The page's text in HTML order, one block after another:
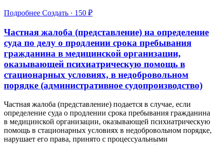
Подробнее Создать · 150 ₽
Частная жалоба (представление) на определение
суда по делу о продлении срока пребывания
гражданина в медицинской организации,
оказывающей психиатрическую помощь в
стационарных условиях, в недобровольном
порядке (административное судопроизводство)
Частная жалоба (представление) подается в случае, если
определение суда о продлении срока пребывания гражданина
в медицинской организации, оказывающей психиатрическую
помощь в стационарных условиях в недобровольном порядке,
нарушает его права, принято с процессуальными